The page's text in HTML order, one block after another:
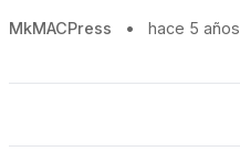
MkMACPress • hace 5 años